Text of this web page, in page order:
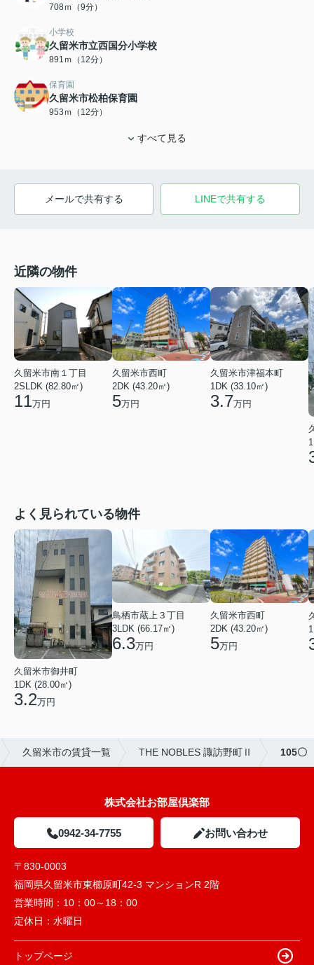
708ｍ（9分）
小学校
久留米市立西国分小学校
891ｍ（12分）
保育園
久留米市松柏保育園
953ｍ（12分）
すべて見る
メールで共有する LINEで共有する
近隣の物件
久留米市南１丁目
2SLDK (82.80㎡)
11万円
久留米市西町
2DK (43.20㎡)
5万円
久留米市津福本町
1DK (33.10㎡)
3.7万円
よく見られている物件
久留米市御井町
1DK (28.00㎡)
3.2万円
鳥栖市蔵上３丁目
3LDK (66.17㎡)
6.3万円
久留米市西町
2DK (43.20㎡)
5万円
久留米市の賃貸一覧 THE NOBLES 諏訪野町Ⅱ 105〇
株式会社お部屋倶楽部
0942-34-7755 お問い合わせ
〒830-0003
福岡県久留米市東櫛原町42-3 マンションR 2階
営業時間： 10：00～18：00
定休日： 水曜日
トップページ